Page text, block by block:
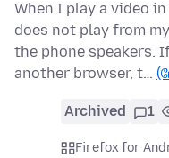
When I play a video
does not play from
the phone speakers.
another browser, t…
Archived 1
Firefox for